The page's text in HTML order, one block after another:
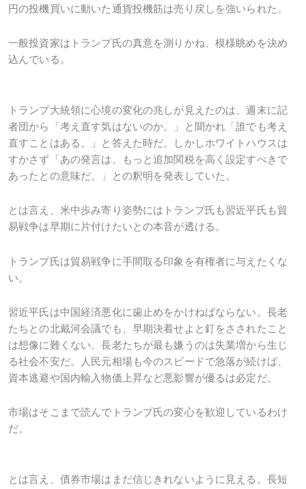
円の投機買いに動いた通貨投機筋は売り戻しを強いられた。
一般投資家はトランプ氏の真意を測りかね、模様眺めを決め
込んでいる。
トランプ大統領に心境の変化の兆しが見えたのは、週末に記
者団から「考え直す気はないのか。」と聞かれ「誰でも考え
直すことはある。」と答えた時だ。しかしホワイトハウスは
すかさず「あの発言は、もっと追加関税を高く設定すべきで
あったとの意味だ。」との釈明を発表していた。
とは言え、米中歩み寄り姿勢にはトランプ氏も習近平氏も貿
易戦争は早期に片付けたいとの本音が透ける。
トランプ氏は貿易戦争に手間取る印象を有権者に与えたくな
い。
習近平氏は中国経済悪化に歯止めをかけねばならない。長老
たちとの北戴河会議でも、早期決着せよと釘をさされたこと
は想像に難くない。長老たちが最も嫌うのは失業増から生じ
る社会不安だ。人民元相場も今のスピードで急落が続けば、
資本逃避や国内輸入物価上昇など悪影響が優るは必定だ。
市場はそこまで読んでトランプ氏の変心を歓迎しているわけ
だ。
とは言え、債券市場はまだ信じきれないように見える。長短